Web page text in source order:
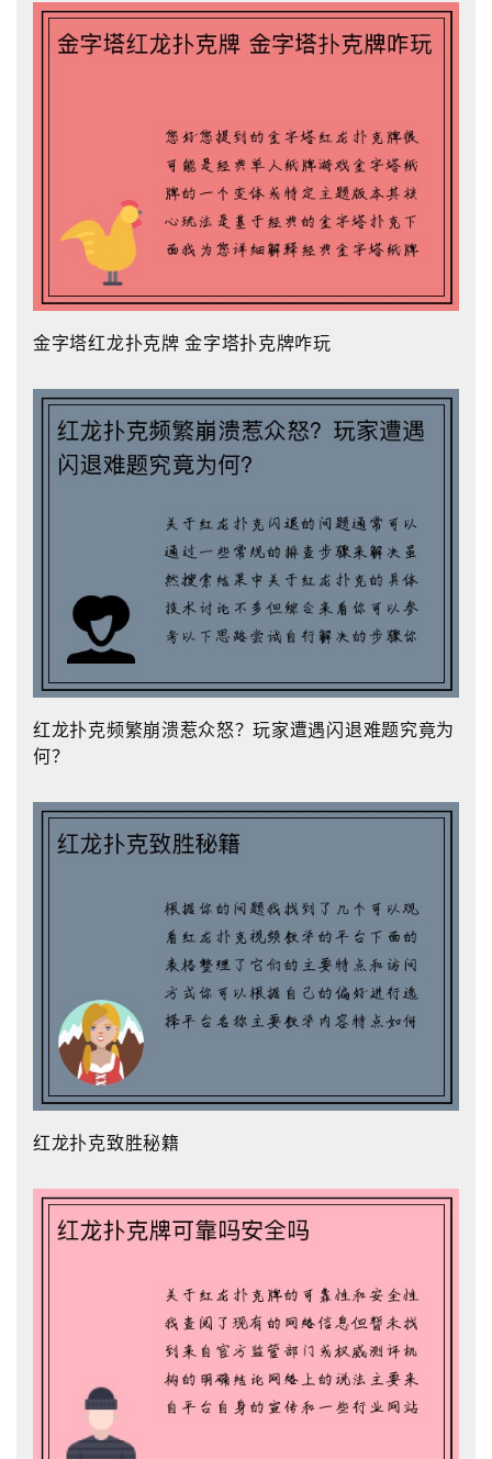
金字塔红龙扑克牌 金字塔扑克牌咋玩
红龙扑克频繁崩溃惹众怒？玩家遭遇闪退难题究竟为
何？
红龙扑克致胜秘籍